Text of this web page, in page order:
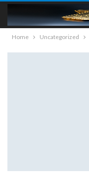
Home Uncategorized